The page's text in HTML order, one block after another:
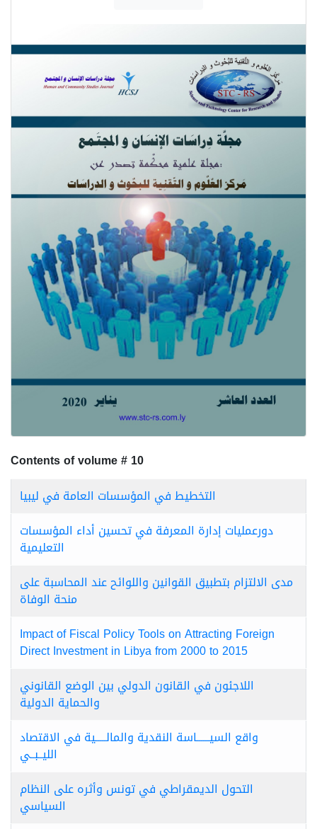
Contents of volume # 10
التخطيط في المؤسسات العامة في ليبيا
دورعمليات إدارة المعرفة في تحسين أداء المؤسسات
التعليمية
مدى الالتزام بتطبيق القوانين واللوائح عند المحاسبة على
منحة الوفاة
Impact of Fiscal Policy Tools on Attracting Foreign
Direct Investment in Libya from 2000 to 2015
اللاجئون في القانون الدولي بين الوضع القانوني
والحماية الدولية
واقع السيــــــاسة النقدية والمالـــــية في الاقتصاد
الليــبــي
التحول الديمقراطي في تونس وأثره على النظام
السياسي